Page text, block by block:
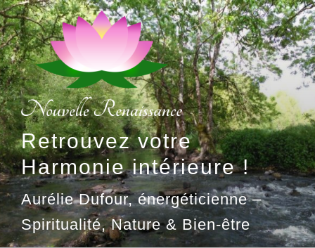
Aller
au
contenu
principal
Retrouvez votre
Harmonie intérieure !
Aurélie Dufour, énergéticienne –
Spiritualité, Nature & Bien-être